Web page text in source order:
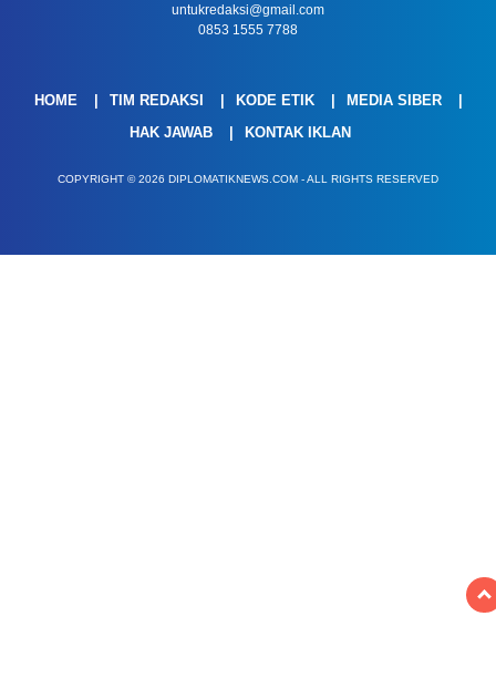
untukredaksi@gmail.com
0853 1555 7788
HOME TIM REDAKSI KODE ETIK
MEDIA SIBER
HAK JAWAB
KONTAK IKLAN
COPYRIGHT © 2026 DIPLOMATIKNEWS.COM - ALL RIGHTS RESERVED